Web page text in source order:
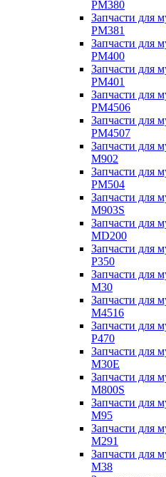
PM380
Запчасти для
PM381
Запчасти для
PM400
Запчасти для
PM401
Запчасти для
PM4506
Запчасти для
PM4507
Запчасти для
M902
Запчасти для
PM504
Запчасти для
M903S
Запчасти для
MD200
Запчасти для
P350
Запчасти для
M30
Запчасти для
M4516
Запчасти для
P470
Запчасти для
M30E
Запчасти для
M800S
Запчасти для
M95
Запчасти для
M291
Запчасти для
M38